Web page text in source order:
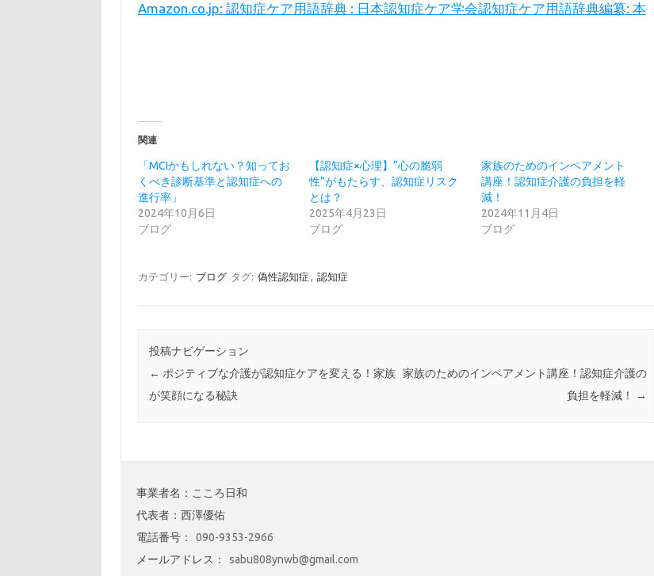
Amazon.co.jp: 認知症ケア用語辞典 : 日本認知症ケア学会認知症ケア用語辞典編纂: 本
関連
「MCIかもしれない？知ってお
くべき診断基準と認知症への
進行率」
2024年10月6日
ブログ
【認知症×心理】“心の脆弱
性”がもたらす、認知症リスク
とは？
2025年4月23日
ブログ
家族のためのインペアメント
講座！認知症介護の負担を軽
減！
2024年11月4日
ブログ
カテゴリー: ブログ タグ: 偽性認知症 , 認知症
投稿ナビゲーション
← ポジティブな介護が認知症ケアを変える！家族
が笑顔になる秘訣
家族のためのインペアメント講座！認知症介護の
負担を軽減！
→
事業者名：こころ日和
代表者：西澤優佑
電話番号：
090-9353-2966
メールアドレス：
sabu808ynwb@gmail.com